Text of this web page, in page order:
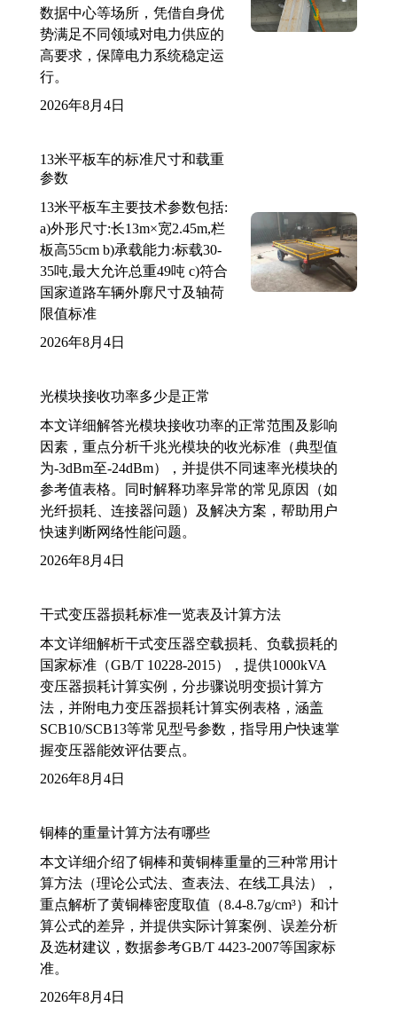
数据中心等场所，凭借自身优
势满足不同领域对电力供应的
高要求，保障电力系统稳定运
行。
2026年8月4日
13米平板车的标准尺寸和载重
参数
13米平板车主要技术参数包括:
a)外形尺寸:长13m×宽2.45m,栏
板高55cm b)承载能力:标载30-
35吨,最大允许总重49吨 c)符合
国家道路车辆外廓尺寸及轴荷
限值标准
2026年8月4日
光模块接收功率多少是正常
本文详细解答光模块接收功率的正常范围及影响
因素，重点分析千兆光模块的收光标准（典型值
为-3dBm至-24dBm），并提供不同速率光模块的
参考值表格。同时解释功率异常的常见原因（如
光纤损耗、连接器问题）及解决方案，帮助用户
快速判断网络性能问题。
2026年8月4日
干式变压器损耗标准一览表及计算方法
本文详细解析干式变压器空载损耗、负载损耗的
国家标准（GB/T 10228-2015），提供1000kVA
变压器损耗计算实例，分步骤说明变损计算方
法，并附电力变压器损耗计算实例表格，涵盖
SCB10/SCB13等常见型号参数，指导用户快速掌
握变压器能效评估要点。
2026年8月4日
铜棒的重量计算方法有哪些
本文详细介绍了铜棒和黄铜棒重量的三种常用计
算方法（理论公式法、查表法、在线工具法），
重点解析了黄铜棒密度取值（8.4-8.7g/cm³）和计
算公式的差异，并提供实际计算案例、误差分析
及选材建议，数据参考GB/T 4423-2007等国家标
准。
2026年8月4日